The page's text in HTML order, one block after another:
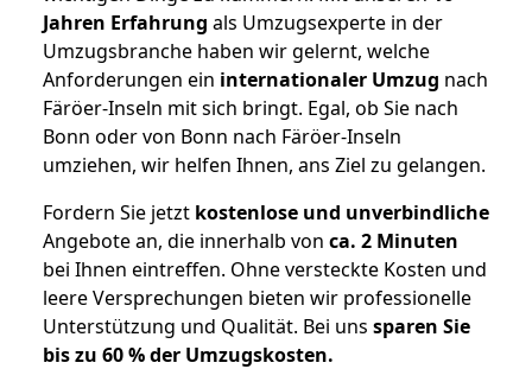
Jahren Erfahrung als Umzugsexperte in der
Umzugsbranche haben wir gelernt, welche
Anforderungen ein internationaler Umzug nach
Färöer-Inseln mit sich bringt. Egal, ob Sie nach
Bonn oder von Bonn nach Färöer-Inseln
umziehen, wir helfen Ihnen, ans Ziel zu gelangen.
Fordern Sie jetzt kostenlose und unverbindliche
Angebote an, die innerhalb von ca. 2 Minuten
bei Ihnen eintreffen. Ohne versteckte Kosten und
leere Versprechungen bieten wir professionelle
Unterstützung und Qualität. Bei uns sparen Sie
bis zu 60 % der Umzugskosten.